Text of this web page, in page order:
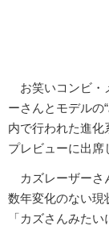
お笑いコンビ・
ーさんとモデルの
内で行われた進化
プレビューに出席
カズレーザーさ
数年変化のない現
「カズさんみた